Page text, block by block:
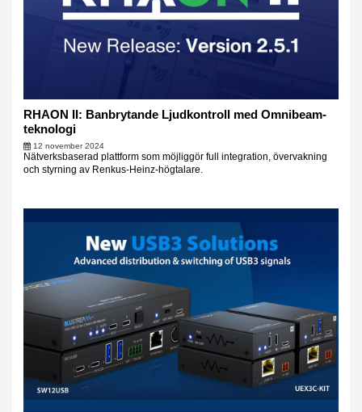
RHAON II: Banbrytande Ljudkontroll med Omnibeam-
teknologi
12 november 2024
Nätverksbaserad plattform som möjliggör full integration, övervakning
och styrning av Renkus-Heinz-högtalare.